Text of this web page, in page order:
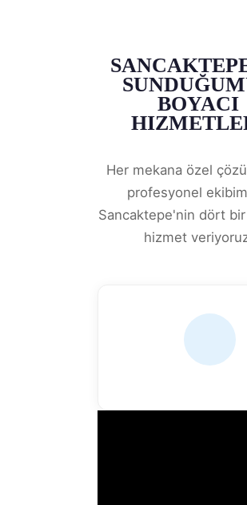
BOYACI
Her mekana özel
profesyonel
Sancaktepe'nin dört bir
hizmet